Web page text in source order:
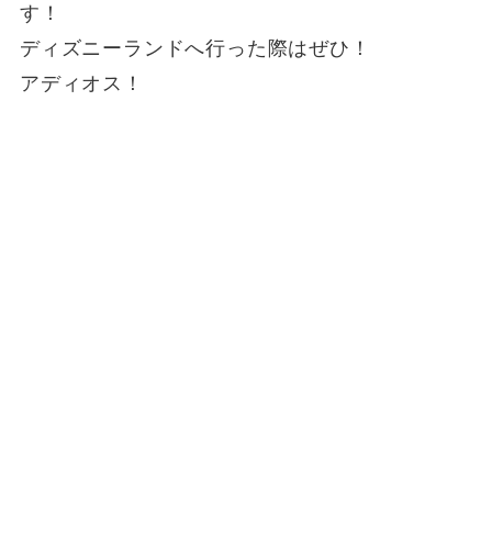
す！
ディズニーランドへ行った際はぜひ！
アディオス！